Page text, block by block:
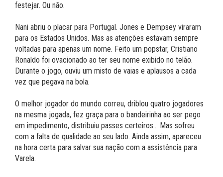
festejar. Ou não.
Nani abriu o placar para Portugal. Jones e Dempsey viraram
para os Estados Unidos. Mas as atenções estavam sempre
voltadas para apenas um nome. Feito um popstar, Cristiano
Ronaldo foi ovacionado ao ter seu nome exibido no telão.
Durante o jogo, ouviu um misto de vaias e aplausos a cada
vez que pegava na bola.
O melhor jogador do mundo correu, driblou quatro jogadores
na mesma jogada, fez graça para o bandeirinha ao ser pego
em impedimento, distribuiu passes certeiros... Mas sofreu
com a falta de qualidade ao seu lado. Ainda assim, apareceu
na hora certa para salvar sua nação com a assistência para
Varela.